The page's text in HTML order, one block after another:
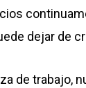
dejar de
de